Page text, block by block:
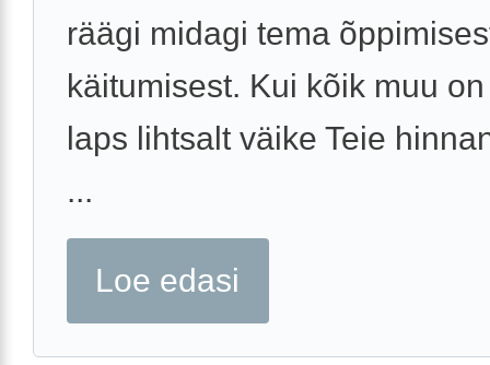
räägi midagi tema
käitumisest. Kui kõik muu
laps lihtsalt väike Teie
...
Loe edasi